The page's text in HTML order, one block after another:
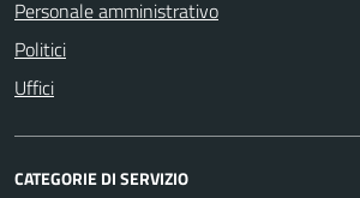
Personale amministrativo
Politici
Uffici
CATEGORIE DI SERVIZIO